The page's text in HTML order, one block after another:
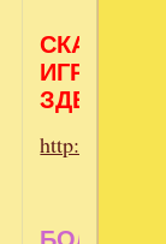
ИГРЫ
ЗДЕСЬ:
http://